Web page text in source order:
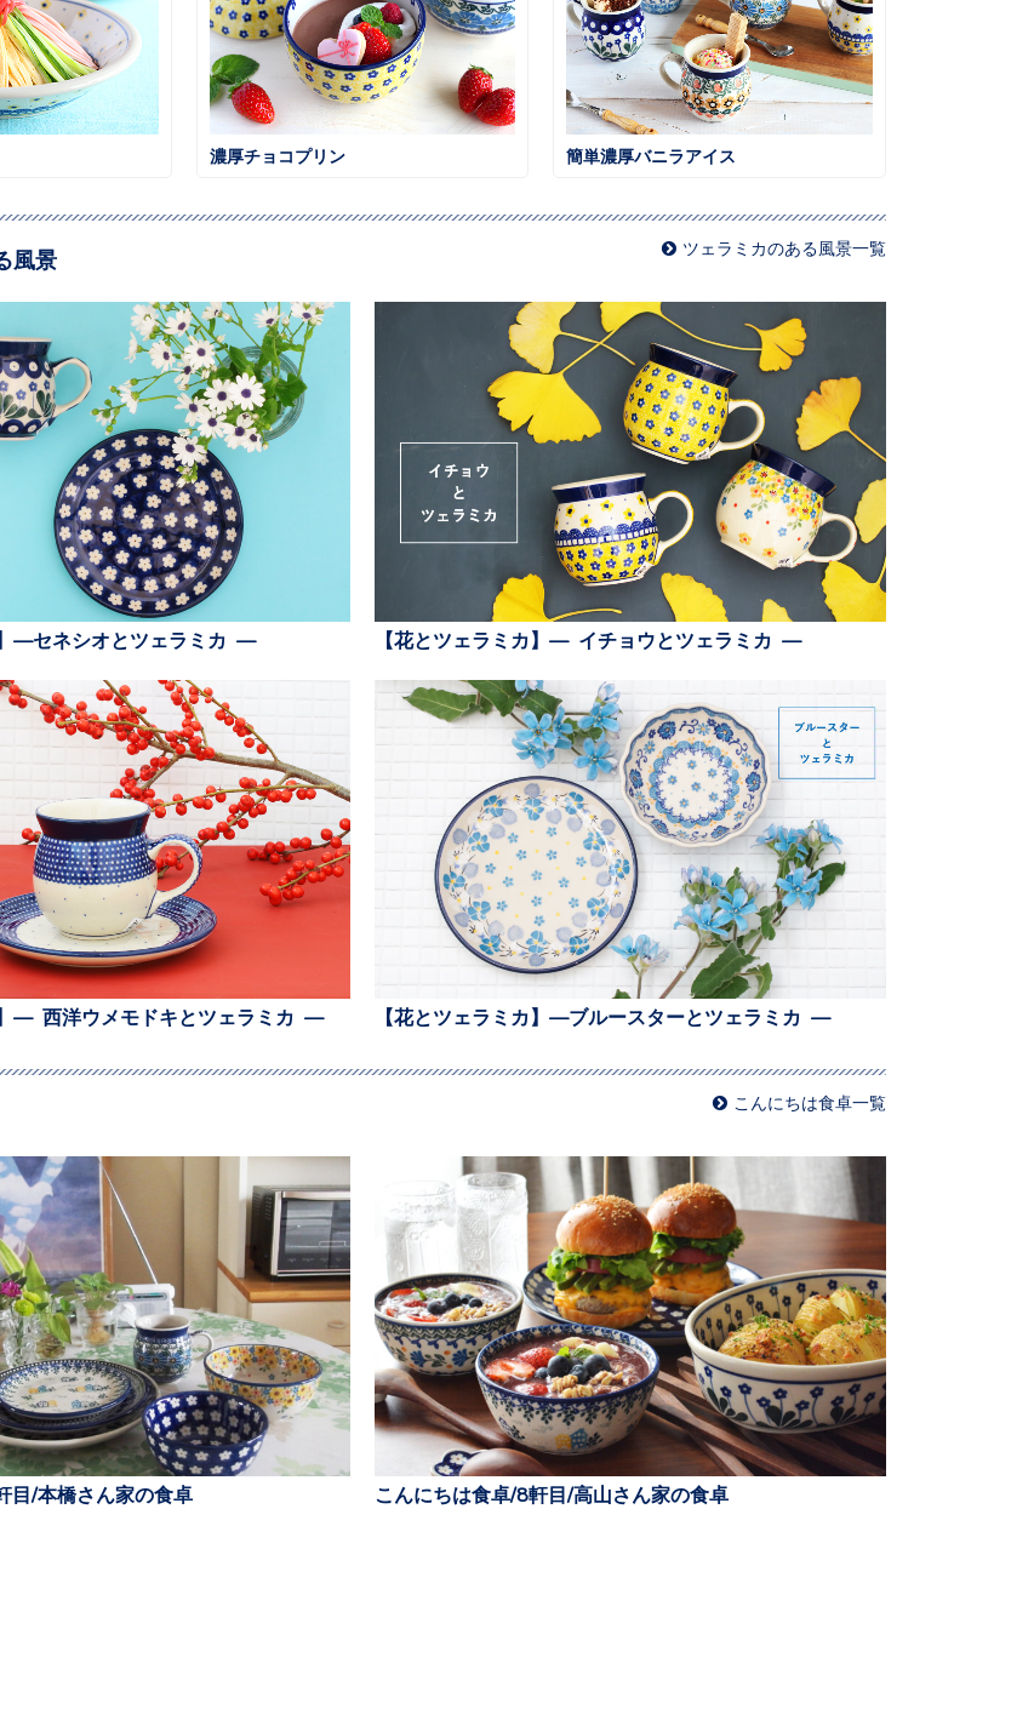
濃厚チョコプリン 簡単濃厚バニラアイス
風景 ツェラミカのある風景一覧
】—セネシオとツェラミカ — 【花とツェラミカ】— イチョウとツェラミカ —
】— 西洋ウメモドキとツェラミカ — 【花とツェラミカ】—ブルースターとツェラミカ —
こんにちは食卓一覧
目/本橋さん家の食卓 こんにちは食卓/8軒目/高山さん家の食卓